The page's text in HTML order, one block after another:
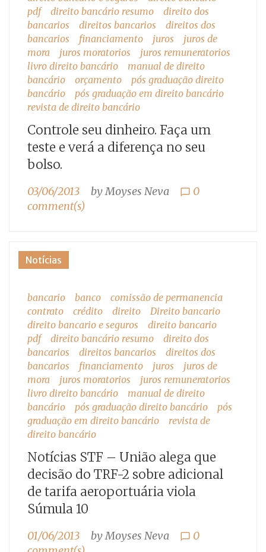
pdf
direito bancário resumo
direito dos
bancarios
direitos bancarios
direitos dos
bancarios
financiamento juros
juros de
mora
juros moratorios
juros remuneratorios
livro direito bancário
manual de direito
bancário
orçamento
pós graduação direito
bancário
pós graduação em direito bancário
revista de direito bancário
Controle seu dinheiro. Faça um
teste e verá a diferença no seu
bolso.
03/06/2013 byMoyses Neva chat_bubble_outline 0
comment(s)
Notícias
bancario banco
comissão de permanencia
contrato
crédito direito
Direito bancario
direito bancario e seguros
direito bancario
pdf
direito bancário resumo
direito dos
bancarios
direitos bancarios
direitos dos
bancarios
financiamento juros
juros de
mora
juros moratorios
juros remuneratorios
livro direito bancário
manual de direito
bancário
pós graduação direito bancário
pós
graduação em direito bancário
revista de
direito bancário
Notícias STF – União alega que
decisão do TRF-2 sobre adicional
de tarifa aeroportuária viola
Súmula 10
01/06/2013 byMoyses Neva chat_bubble_outline 0